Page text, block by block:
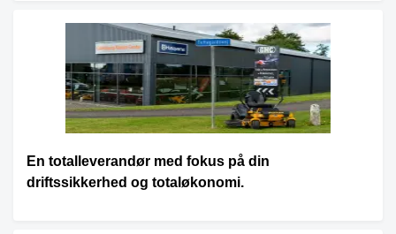
En totalleverandør med fokus på din
driftssikkerhed og totaløkonomi.